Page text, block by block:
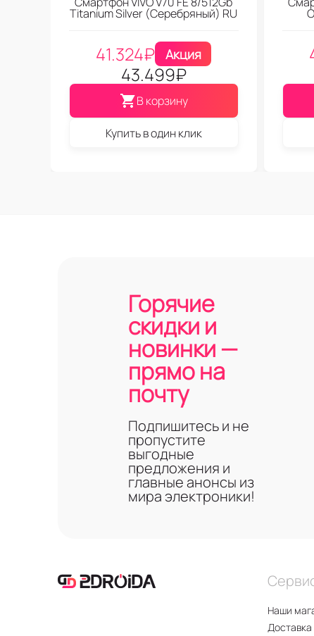
Titanium Silver (Серебряный) RU
41.324₽ Акция
43.499₽
В корзину
Купить в один клик
Горячие
скидки и
новинки —
прямо на
почту
Подпишитесь и не
пропустите
выгодные
предложения и
главные анонсы из
мира электроники!
Наши
Доставка